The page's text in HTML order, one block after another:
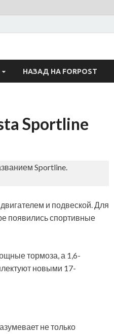
НАЗАД НА FORPOST
Sportline
Sportline.
и подвеской. Для
появились спортивные
тормоза, а 1,6-
новыми 17-
не только